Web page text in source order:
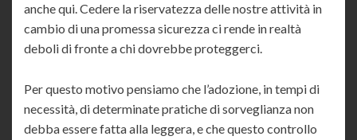
anche qui. Cedere la riservatezza delle nostre attività in
cambio di una promessa sicurezza ci rende in realtà
deboli di fronte a chi dovrebbe proteggerci.
Per questo motivo pensiamo che l’adozione, in tempi di
necessità, di determinate pratiche di sorveglianza non
debba essere fatta alla leggera, e che questo controllo